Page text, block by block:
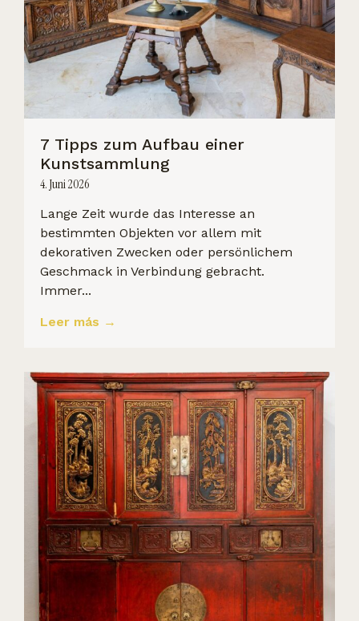
7 Tipps zum Aufbau einer
Kunstsammlung
4. Juni 2026
Lange Zeit wurde das Interesse an
bestimmten Objekten vor allem mit
dekorativen Zwecken oder persönlichem
Geschmack in Verbindung gebracht.
Immer...
Leer más →